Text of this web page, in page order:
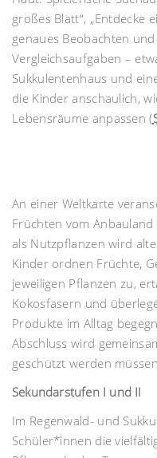
großes Blatt“, „Entdecke
genaues Beobachten
Vergleichsaufgaben –
Sukkulentenhaus und
die Kinder anschaulich,
Lebensräume anpassen (
An einer Weltkarte
Früchten vom
als Nutzpflanzen wird
Kinder ordnen Früchte,
jeweiligen Pflanzen zu,
Kokosfasern und
Produkte im Alltag
Abschluss wird
geschützt werden
Sekundarstufen I und II
Im Regenwald- und
Schüler*innen die